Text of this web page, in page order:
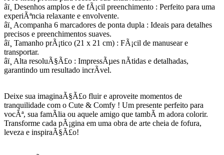
âï¸ Desenhos amplos e de fÃ¡cil preenchimento : Perfeito para uma
experiÃªncia relaxante e envolvente.
âï¸ Acompanha 6 marcadores de ponta dupla : Ideais para detalhes
precisos e preenchimentos suaves.
âï¸ Tamanho prÃ¡tico (21 x 21 cm) : FÃ¡cil de manusear e
transportar.
âï¸ Alta resoluÃ§Ã£o : ImpressÃµes nÃ­tidas e detalhadas,
garantindo um resultado incrÃ­vel.
Deixe sua imaginaÃ§Ã£o fluir e aproveite momentos de
tranquilidade com o Cute & Comfy ! Um presente perfeito para
vocÃª, sua famÃ­lia ou aquele amigo que tambÃ m adora colorir.
Transforme cada pÃ¡gina em uma obra de arte cheia de fofura,
leveza e inspiraÃ§Ã£o!